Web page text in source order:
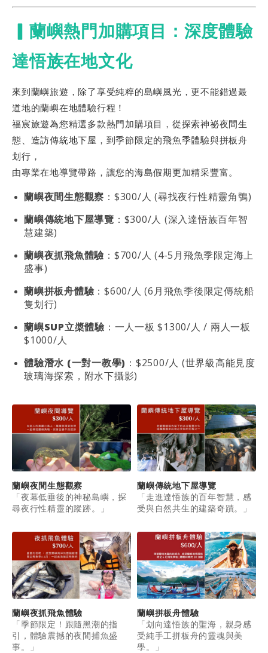
▎蘭嶼熱門加購項目：深度體驗
達悟族在地文化
來到蘭嶼旅遊，除了享受純粹的島嶼風光，更不能錯過最
道地的蘭嶼在地體驗行程！
福宸旅遊為您精選多款熱門加購項目，從探索神祕夜間生
態、造訪傳統地下屋，到季節限定的飛魚季體驗與拼板舟
划行，
由專業在地導覽帶路，讓您的海島假期更加精采豐富。
蘭嶼夜間生態觀察 ：$300/人 (尋找夜行性精靈角鴞)
蘭嶼傳統地下屋導覽 ：$300/人 (深入達悟族百年智
慧建築)
蘭嶼夜抓飛魚體驗 ：$700/人 (4-5月飛魚季限定海上
盛事)
蘭嶼拼板舟體驗 ：$600/人 (6月飛魚季後限定傳統船
隻划行)
蘭嶼SUP立槳體驗 ：一人一板 $1300/人 / 兩人一板
$1000/人
體驗潛水 (一對一教學) ：$2500/人 (世界級高能見度
玻璃海探索，附水下攝影)
蘭嶼夜間生態觀察
「夜幕低垂後的神秘島嶼，探
尋夜行性精靈的蹤跡。」
蘭嶼傳統地下屋導覽
「走進達悟族的百年智慧，感
受與自然共生的建築奇蹟。」
蘭嶼夜抓飛魚體驗
「季節限定！跟隨黑潮的指
引，體驗震撼的夜間捕魚盛
事。」
蘭嶼拼板舟體驗
「划向達悟族的聖海，親身感
受純手工拼板舟的靈魂與美
學。」